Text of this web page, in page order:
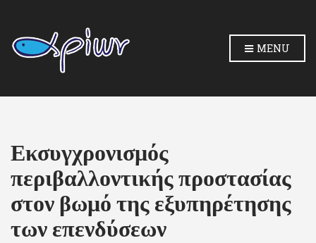
MENU
Εκσυγχρονισμός
περιβαλλοντικής προστασίας
στον βωμό της εξυπηρέτησης
των επενδύσεων